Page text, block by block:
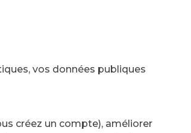
vos données publiques
créez un compte), améliorer